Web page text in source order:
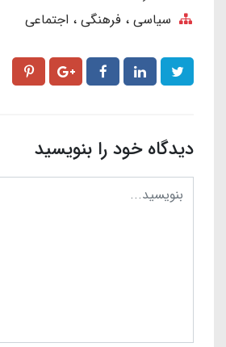
سیاسی ، فرهنگی ، اجتماعی
دیدگاه خود را بنویسید